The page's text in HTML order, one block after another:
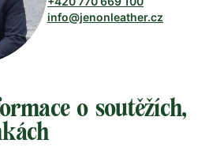
info@jenonleather.cz
o soutěžích,